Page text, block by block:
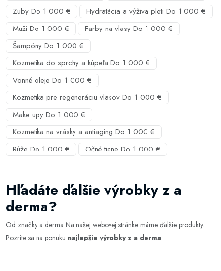
Zuby Do 1 000 €
Hydratácia a výživa pleti Do 1 000 €
Muži Do 1 000 €
Farby na vlasy Do 1 000 €
Šampóny Do 1 000 €
Kozmetika do sprchy a kúpeľa Do 1 000 €
Vonné oleje Do 1 000 €
Kozmetika pre regeneráciu vlasov Do 1 000 €
Make upy Do 1 000 €
Kozmetika na vrásky a antiaging Do 1 000 €
Rúže Do 1 000 €
Očné tiene Do 1 000 €
Hľadáte ďalšie výrobky z a
derma?
Od značky a derma Na našej webovej stránke máme ďalšie produkty.
Pozrite sa na ponuku najlepšie výrobky z a derma.